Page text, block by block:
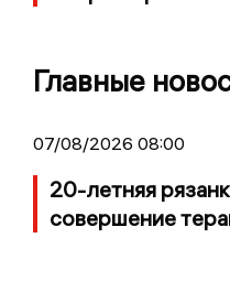
Главные
07/08/2026 08:00
20-летняя
совершение